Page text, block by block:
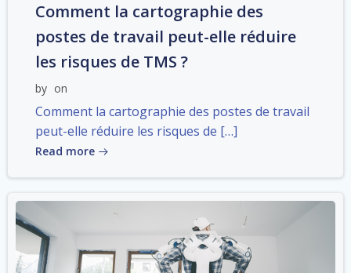
Comment la cartographie des
postes de travail peut-elle réduire
les risques de TMS ?
by on
Comment la cartographie des postes de travail
peut-elle réduire les risques de […]
Read more